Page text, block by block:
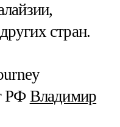
стран.
РФ Владимир